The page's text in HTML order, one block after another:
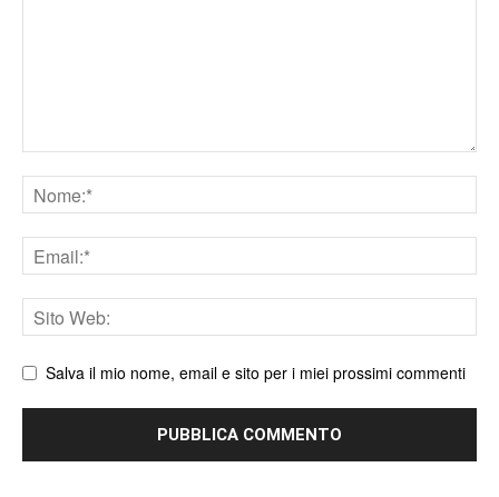
Nome
Email
Sito
web
Salva il mio nome, email e sito per i miei prossimi commenti